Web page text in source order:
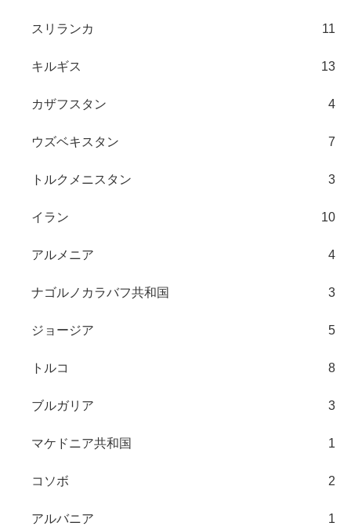
スリランカ 11
キルギス 13
カザフスタン 4
ウズベキスタン 7
トルクメニスタン 3
イラン 10
アルメニア 4
ナゴルノカラバフ共和国 3
ジョージア 5
トルコ 8
ブルガリア 3
マケドニア共和国 1
コソボ 2
アルバニア 1